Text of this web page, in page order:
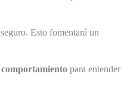
Esto fomentará un
comportamiento para entender